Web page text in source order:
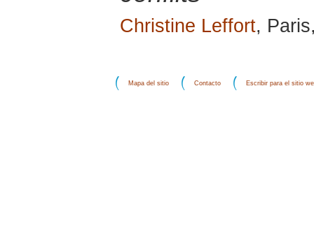
Christine Leffort,
Mapa del sitio Contacto Escribir para el sitio